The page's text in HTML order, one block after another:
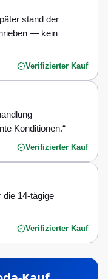
stand der
— kein
Verifizierter Kauf
Konditionen.“
Verifizierter Kauf
14-tägige
Verifizierter Kauf